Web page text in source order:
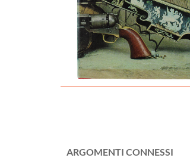
ARGOMENTI CONNESSI